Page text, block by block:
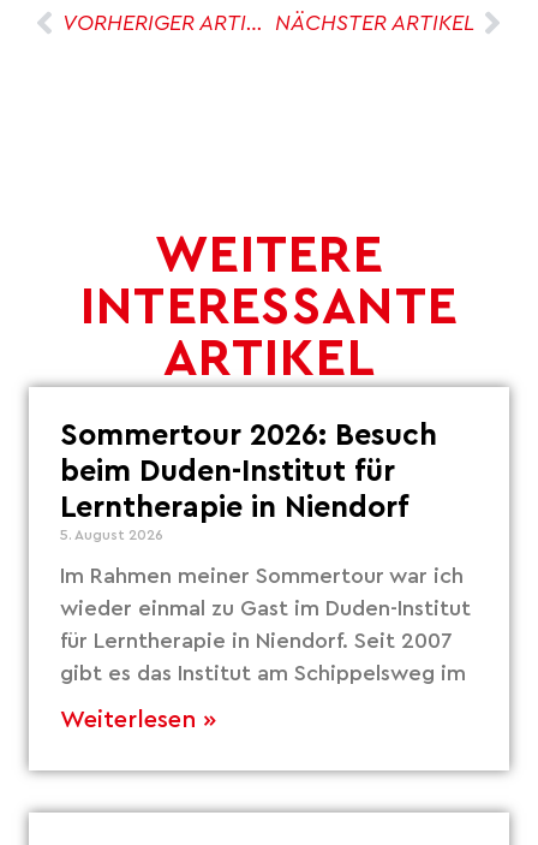
VORHERIGER ARTIKEL NÄCHSTER ARTIKEL
WEITERE
INTERESSANTE
ARTIKEL
Sommertour 2026: Besuch
beim Duden-Institut für
Lerntherapie in Niendorf
5. August 2026
Im Rahmen meiner Sommertour war ich
wieder einmal zu Gast im Duden-Institut
für Lerntherapie in Niendorf. Seit 2007
gibt es das Institut am Schippelsweg im
Weiterlesen »